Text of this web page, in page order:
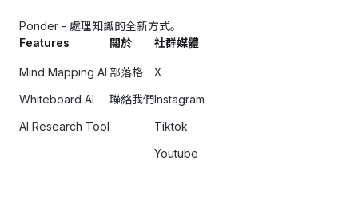
Ponder - 處理知識的全新方式。
Features
Mind Mapping AI
Whiteboard AI
AI Research Tool
關於
部落格
聯絡我們
社群媒體
X
Instagram
Tiktok
Youtube